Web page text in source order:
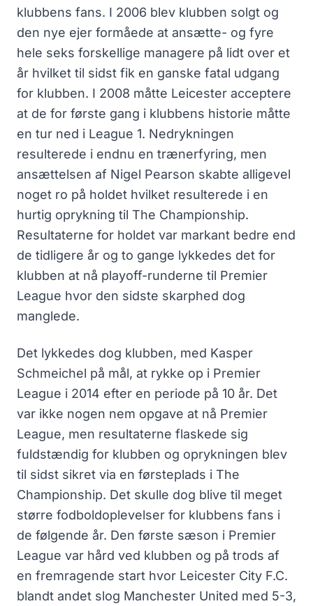
klubbens fans. I 2006 blev klubben solgt og
den nye ejer formåede at ansætte- og fyre
hele seks forskellige managere på lidt over et
år hvilket til sidst fik en ganske fatal udgang
for klubben. I 2008 måtte Leicester acceptere
at de for første gang i klubbens historie måtte
en tur ned i League 1. Nedrykningen
resulterede i endnu en trænerfyring, men
ansættelsen af Nigel Pearson skabte alligevel
noget ro på holdet hvilket resulterede i en
hurtig oprykning til The Championship.
Resultaterne for holdet var markant bedre end
de tidligere år og to gange lykkedes det for
klubben at nå playoff-runderne til Premier
League hvor den sidste skarphed dog
manglede.
Det lykkedes dog klubben, med Kasper
Schmeichel på mål, at rykke op i Premier
League i 2014 efter en periode på 10 år. Det
var ikke nogen nem opgave at nå Premier
League, men resultaterne flaskede sig
fuldstændig for klubben og oprykningen blev
til sidst sikret via en førsteplads i The
Championship. Det skulle dog blive til meget
større fodboldoplevelser for klubbens fans i
de følgende år. Den første sæson i Premier
League var hård ved klubben og på trods af
en fremragende start hvor Leicester City F.C.
blandt andet slog Manchester United med 5-3,